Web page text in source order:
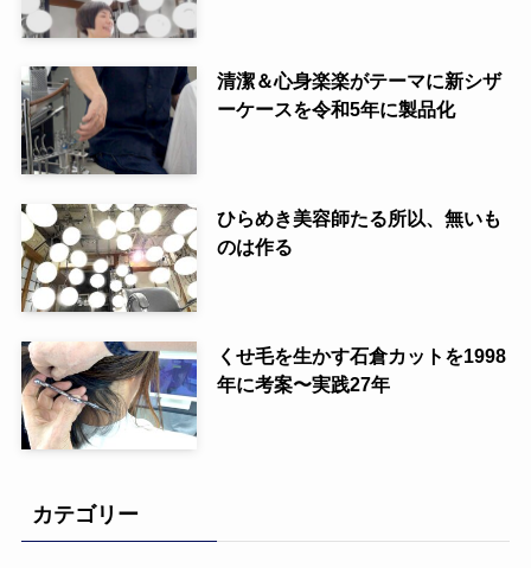
清潔＆心身楽楽がテーマに新シザ
ーケースを令和5年に製品化
ひらめき美容師たる所以、無いも
のは作る
くせ毛を生かす石倉カットを1998
年に考案〜実践27年
カテゴリー